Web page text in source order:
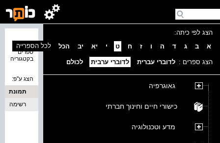
הצג לפי כיתה:
א
ב ג ד ה ו ז ח ט י יא יב הכל
הצג ספרים : לדוברי עברית לדוברי ערבית לכולם
גאוגרפיה
כישורי חיים וחינוך חברתי
מדע וטכנולוגיה
ספרים
בקטגוריה
לכל הספרייה
הצג ע''פ:
תמונת
כריכה
רשימה